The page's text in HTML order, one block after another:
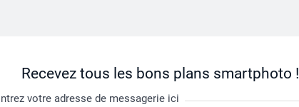
Recevez tous les bons plans smartphoto !
votre adresse de messagerie ici